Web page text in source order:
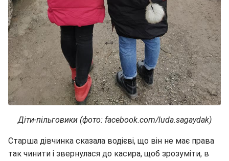
Діти-пільговики (фото: facebook.com/luda.sagaydak)
Старша дівчинка сказала водієві, що він не має права
так чинити і звернулася до касира, щоб зрозуміти, в